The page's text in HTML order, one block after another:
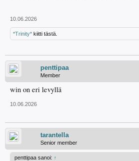
10.06.2026
*Trinity* kiitti tästä.
penttipaa
Member
win on eri levyllä
10.06.2026
tarantella
Senior member
penttipaa sanoi: ↑